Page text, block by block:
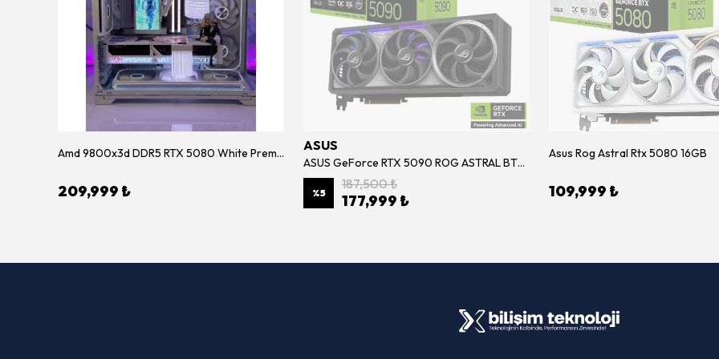
Amd 9800x3d DDR5 RTX 5080 White Premium Sistem
209,999 ₺
ASUS
ASUS GeForce RTX 5090 ROG ASTRAL BTF OC Edition 32GB GDDR7 512Bit Ekran Kartı (ROG-ASTRAL-RTX5090-O32G-BTF-GAMING)
%5
187,500 ₺
177,999 ₺
Asus Rog Astral Rtx 5080 16GB
109,999 ₺